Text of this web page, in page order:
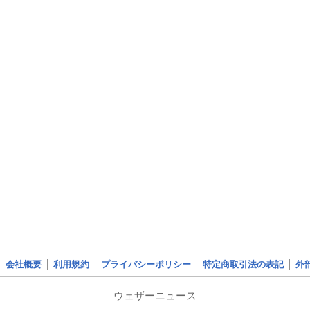
会社概要 利用規約 プライバシーポリシー 特定商取引法の表記 外
ウェザーニュース